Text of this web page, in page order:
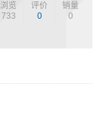
浏览
733
评价
0
销量
0